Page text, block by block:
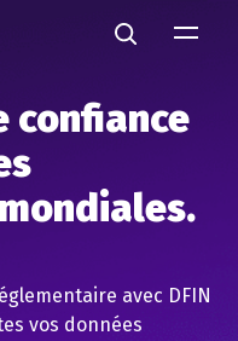
Search
confiance
avec DFIN
vos données